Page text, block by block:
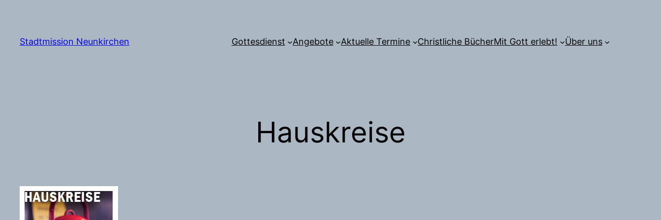
springen
Stadtmission Neunkirchen Gottesdienst Angebote Aktuelle Termine Christliche BücherMit Gott erlebt! Über uns
Hauskreise